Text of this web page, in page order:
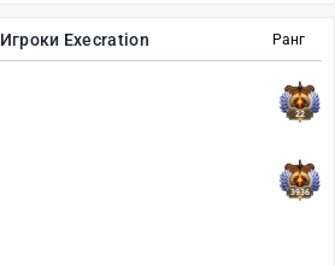
Ранг
Игроки Execration
22
3936